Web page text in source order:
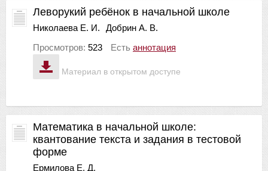
Материал в открытом доступе
Леворукий ребёнок в начальной школе
Николаева Е. И.
Добрин А. В.
Просмотров: 523 Есть аннотация
Математика в начальной школе:
квантование текста и задания в тестовой
форме
Ермилова Е. Д.